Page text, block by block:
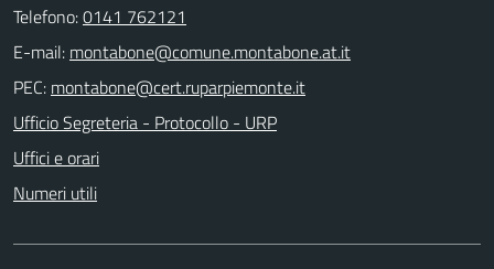
Telefono:0141 762121
E-mail:
PEC:
Ufficio Segreteria - Protocollo - URP
Uffici e orari
Numeri utili